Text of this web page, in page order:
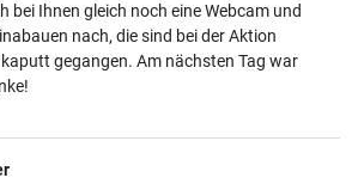
bei Ihnen gleich noch eine Webcam und
nach, die sind bei der Aktion
gegangen. Am nächsten Tag war